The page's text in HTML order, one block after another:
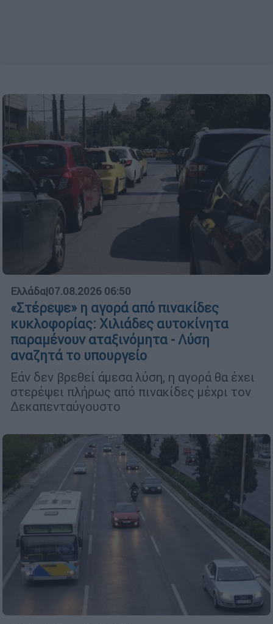
Ελλάδα|07.08.2026 06:50
«Στέρεψε» η αγορά από πινακίδες
κυκλοφορίας: Χιλιάδες αυτοκίνητα
παραμένουν αταξινόμητα - Λύση
αναζητά το υπουργείο
Εάν δεν βρεθεί άμεσα λύση, η αγορά θα έχει
στερέψει πλήρως από πινακίδες μέχρι τον
Δεκαπενταύγουστο